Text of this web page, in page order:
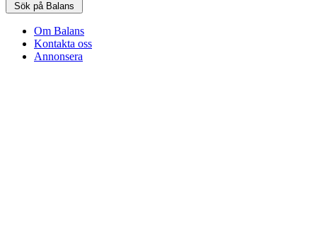
Sök på Balans
Om Balans
Kontakta oss
Annonsera